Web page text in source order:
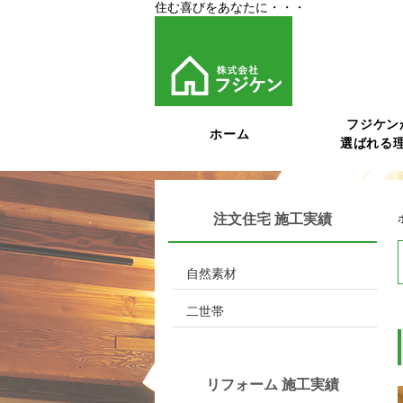
住む喜びをあなたに・・・
ホーム
フジケン
選ばれる
注文住宅 施工実績
自然素材
二世帯
リフォーム 施工実績